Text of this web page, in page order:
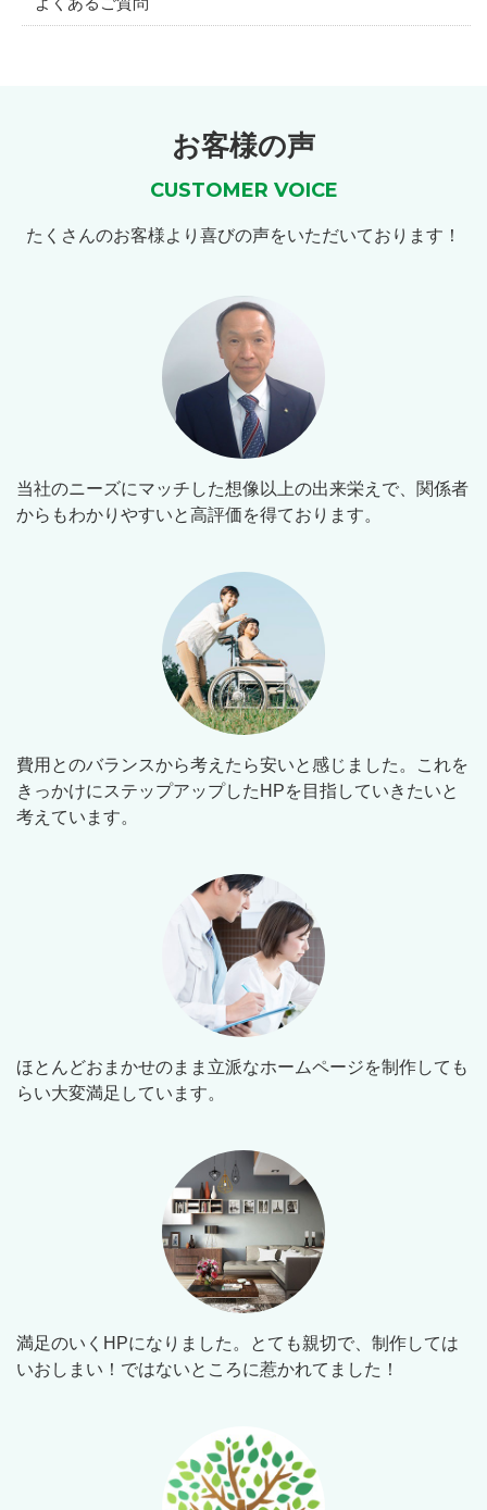
お客様の声
CUSTOMER VOICE
たくさんのお客様より喜びの声をいただいております！
当社のニーズにマッチした想像以上の出来栄えで、関係者
からもわかりやすいと高評価を得ております。
費用とのバランスから考えたら安いと感じました。これを
きっかけにステップアップしたHPを目指していきたいと
考えています。
ほとんどおまかせのまま立派なホームページを制作しても
らい大変満足しています。
満足のいくHPになりました。とても親切で、制作しては
いおしまい！ではないところに惹かれてました！